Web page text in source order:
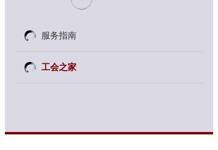
服务指南
工会之家